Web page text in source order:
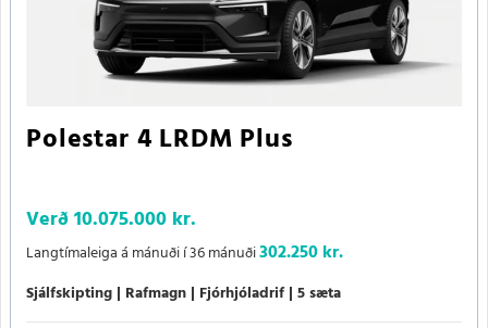
Polestar 4 LRDM Plus
Verð10.075.000 kr.
Langtímaleiga á mánuði í 36 mánuði302.250 kr.
Sjálfskipting Rafmagn Fjórhjóladrif 5 sæta